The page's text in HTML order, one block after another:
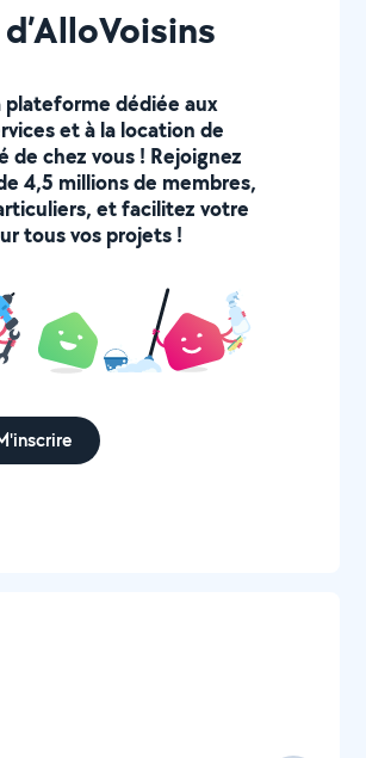
plateforme dédiée aux
et à la location de
de chez vous ! Rejoignez
4,5 millions de membres,
et facilitez votre
tous vos projets !